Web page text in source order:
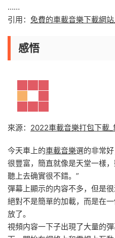
……
引用： 免費的車載音樂下載網
感悟
來源： 2022車載音樂打包下載
今天車上的車載音樂選的非常
很豐富，簡直就像是天堂一樣
聽上去确實很不錯。”
彈幕上顯示的内容不多，但是
絕對不是簡單的加載，而是在
放了。
視頻内容一下子出現了大量的